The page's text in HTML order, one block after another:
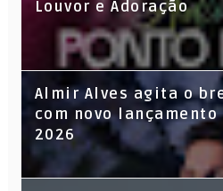
Louvor e Adoração
Almir Alves agita o
com novo lançamento
2026